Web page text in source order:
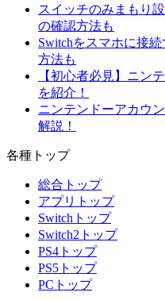
スイッチのみまもり
の確認方法も
Switchをスマホに接
方法も
【初心者必見】ニン
を紹介！
ニンテンドーアカウ
解説！
各種トップ
総合トップ
アプリトップ
Switchトップ
Switch2トップ
PS4トップ
PS5トップ
PCトップ